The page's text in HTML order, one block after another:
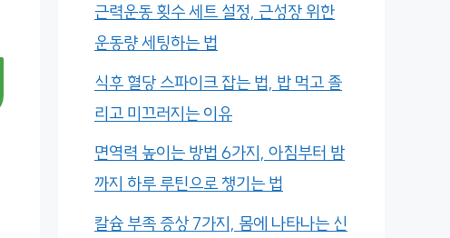
근력운동 횟수 세트 설정, 근성장 위한
운동량 세팅하는 법
식후 혈당 스파이크 잡는 법, 밥 먹고 졸
리고 미끄러지는 이유
면역력 높이는 방법 6가지, 아침부터 밤
까지 하루 루틴으로 챙기는 법
칼슘 부족 증상 7가지, 몸에 나타나는 신